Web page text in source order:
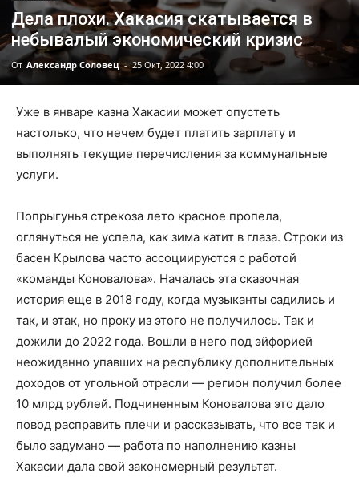
Дела плохи. Хакасия скатывается в
небывалый экономический кризис
От Александр Соловец - 25 Окт, 2022 4:00
Уже в январе казна Хакасии может опустеть
настолько, что нечем будет платить зарплату и
выполнять текущие перечисления за коммунальные
услуги.
Попрыгунья стрекоза лето красное пропела,
оглянуться не успела, как зима катит в глаза. Строки из
басен Крылова часто ассоциируются с работой
«команды Коновалова». Началась эта сказочная
история еще в 2018 году, когда музыканты садились и
так, и этак, но проку из этого не получилось. Так и
дожили до 2022 года. Вошли в него под эйфорией
неожиданно упавших на республику дополнительных
доходов от угольной отрасли — регион получил более
10 млрд рублей. Подчиненным Коновалова это дало
повод расправить плечи и рассказывать, что все так и
было задумано — работа по наполнению казны
Хакасии дала свой закономерный результат.